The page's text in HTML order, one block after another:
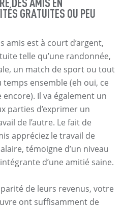
GRATUITES OU PEU
amis est à court d’argent,
telle qu’une randonnée,
un match de sport ou tout
ensemble (eh oui, ce
Il va également un
parties d’exprimer un
de l’autre. Le fait de
appréciez le travail de
témoigne d’un niveau
d’une amitié saine.
de leurs revenus, votre
ont suffisamment de